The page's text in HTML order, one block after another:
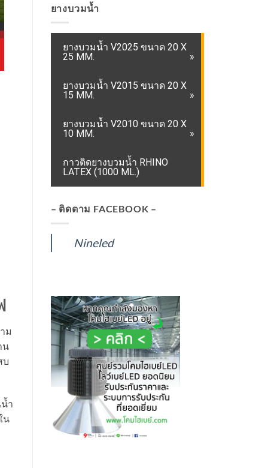
ม
น
บ
ำ
น
ยางบวมน้ำ
ยางบวมน้ำ V2025 ขนาด 20 X
25 MM.
ยางบวมน้ำ V2015 ขนาด 20 X
15 MM.
ยางบวมน้ำ V2010 ขนาด 20 X
10 MM.
กาวติดยางบวมน้ำ RHINO
LATEX (1000 ML.)
– ติดตาม FACEBOOK –
Nineled